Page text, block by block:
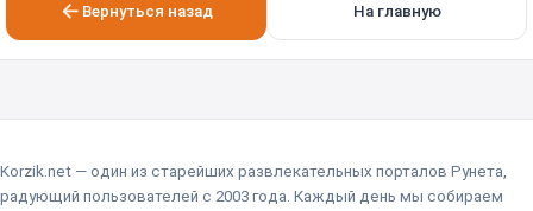
Вернуться назад На главную
Korzik.net — один из старейших развлекательных порталов Рунета,
радующий пользователей с 2003 года. Каждый день мы собираем